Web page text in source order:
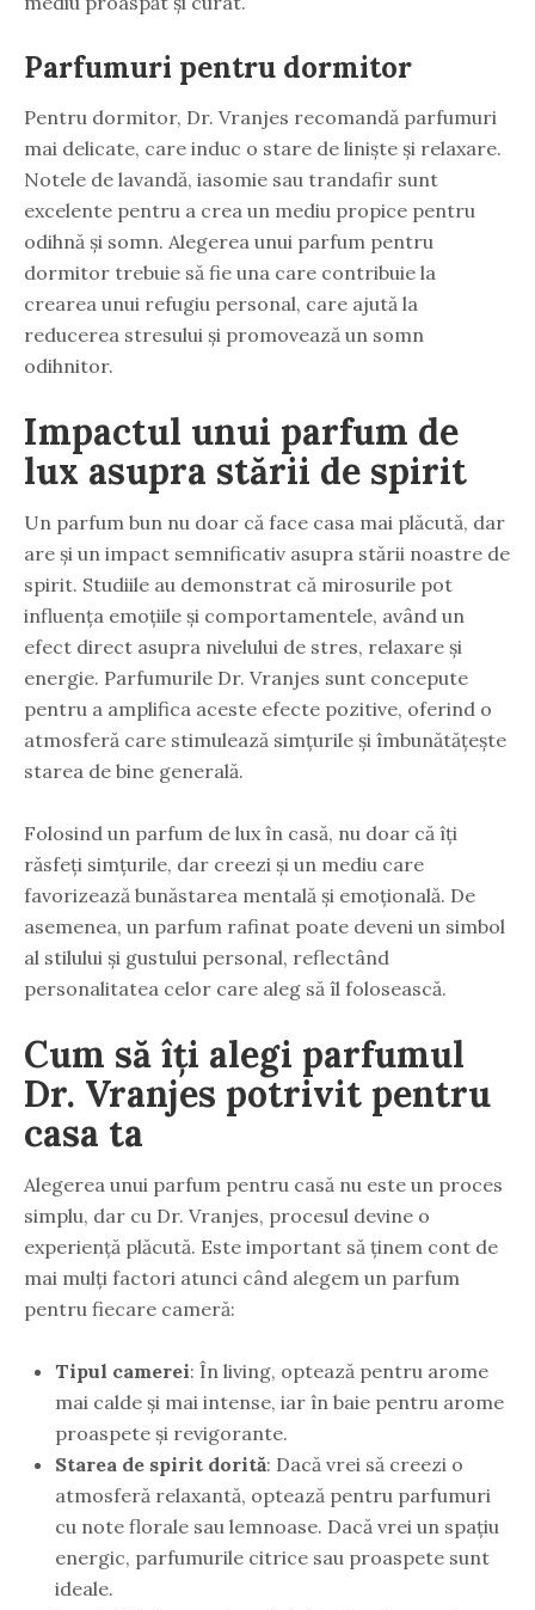
Parfumuri pentru dormitor
Pentru dormitor, Dr. Vranjes recomandă parfumuri
mai delicate, care induc o stare de liniște și relaxare.
Notele de lavandă, iasomie sau trandafir sunt
excelente pentru a crea un mediu propice pentru
odihnă și somn. Alegerea unui parfum pentru
dormitor trebuie să fie una care contribuie la
crearea unui refugiu personal, care ajută la
reducerea stresului și promovează un somn
odihnitor.
Impactul unui parfum de
lux asupra stării de spirit
Un parfum bun nu doar că face casa mai plăcută, dar
are și un impact semnificativ asupra stării noastre de
spirit. Studiile au demonstrat că mirosurile pot
influența emoțiile și comportamentele, având un
efect direct asupra nivelului de stres, relaxare și
energie. Parfumurile Dr. Vranjes sunt concepute
pentru a amplifica aceste efecte pozitive, oferind o
atmosferă care stimulează simțurile și îmbunătățește
starea de bine generală.
Folosind un parfum de lux în casă, nu doar că îți
răsfeți simțurile, dar creezi și un mediu care
favorizează bunăstarea mentală și emoțională. De
asemenea, un parfum rafinat poate deveni un simbol
al stilului și gustului personal, reflectând
personalitatea celor care aleg să îl folosească.
Cum să îți alegi parfumul
Dr. Vranjes potrivit pentru
casa ta
Alegerea unui parfum pentru casă nu este un proces
simplu, dar cu Dr. Vranjes, procesul devine o
experiență plăcută. Este important să ținem cont de
mai mulți factori atunci când alegem un parfum
pentru fiecare cameră:
Tipul camerei: În living, optează pentru arome
mai calde și mai intense, iar în baie pentru arome
proaspete și revigorante.
Starea de spirit dorită: Dacă vrei să creezi o
atmosferă relaxantă, optează pentru parfumuri
cu note florale sau lemnoase. Dacă vrei un spațiu
energic, parfumurile citrice sau proaspete sunt
ideale.